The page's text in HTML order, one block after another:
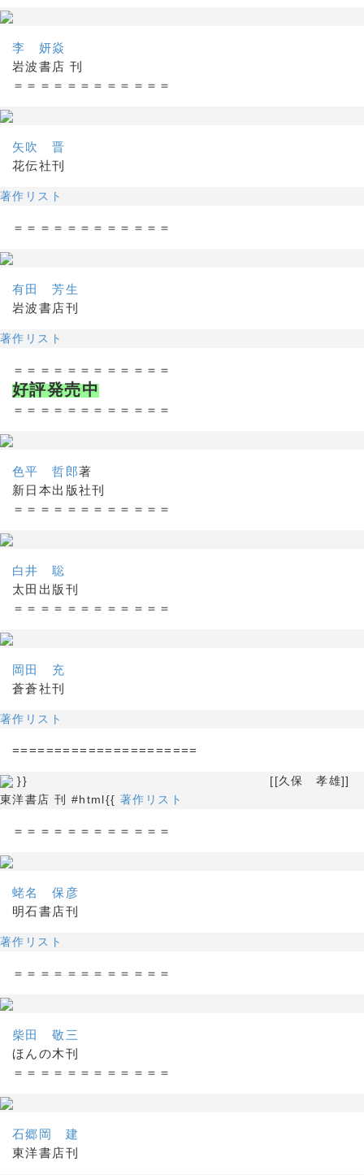
李 妍焱
岩波書店 刊
＝＝＝＝＝＝＝＝＝＝＝＝
矢吹 晋
花伝社刊
著作リスト
＝＝＝＝＝＝＝＝＝＝＝＝
有田 芳生
岩波書店刊
著作リスト
＝＝＝＝＝＝＝＝＝＝＝＝
好評発売中
＝＝＝＝＝＝＝＝＝＝＝＝
色平 哲郎著
新日本出版社刊
＝＝＝＝＝＝＝＝＝＝＝＝
白井 聡
太田出版刊
＝＝＝＝＝＝＝＝＝＝＝＝
岡田 充
蒼蒼社刊
著作リスト
======================
}} [[久保 孝雄]]
東洋書店 刊 #html{{ 著作リスト
＝＝＝＝＝＝＝＝＝＝＝＝
蛯名 保彦
明石書店刊
著作リスト
＝＝＝＝＝＝＝＝＝＝＝＝
柴田 敬三
ほんの木刊
＝＝＝＝＝＝＝＝＝＝＝＝
石郷岡 建
東洋書店刊